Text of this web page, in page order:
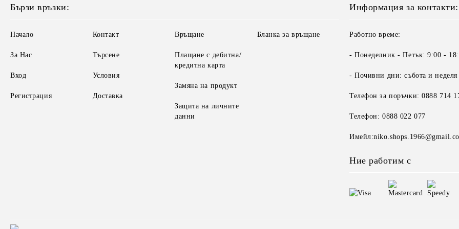
Бързи връзки:
Начало
За Нас
Вход
Регистрация
Контакт
Търсене
Условия
Доставка
Връщане
Плащане с дебитна/
кредитна карта
Замяна на продукт
Защита на личните
данни
Бланка за връщане
Информация за контакти:
Работно време:
- Понеделник - Петък: 9:00 -
- Почивни дни: събота и неделя
Телефон за поръчки: 0888 714
Телефон: 0888 022 077
Ние работим с